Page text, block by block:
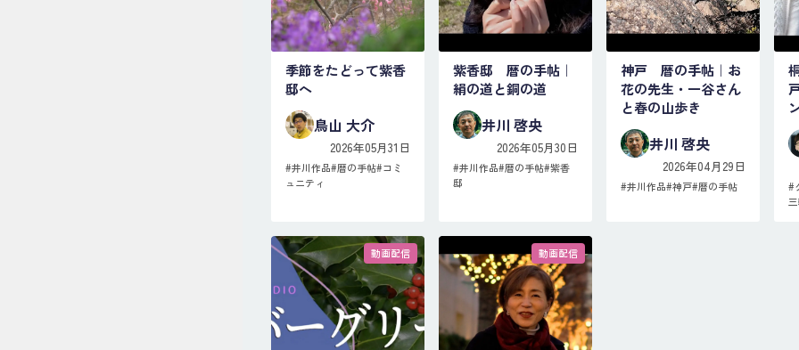
季節をたどって紫香
邸へ
鳥山 大介
2026年05月31日
#井川作品#暦の手帖#コミ
ュニティ
紫香邸 暦の手帖｜
絹の道と銅の道
井川 啓央
2026年05月30日
#井川作品#暦の手帖#紫香
邸
神戸 暦の手帖｜お
花の先生・一谷さん
と春の山歩き
井川 啓央
2026年04月29日
#井川作品#神戸#暦の手帖 #
動画配信 動画配信